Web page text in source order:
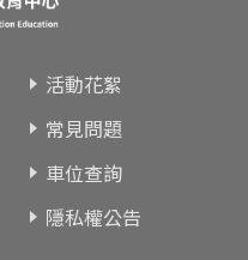
活動花絮
常見問題
車位查詢
隱私權公告